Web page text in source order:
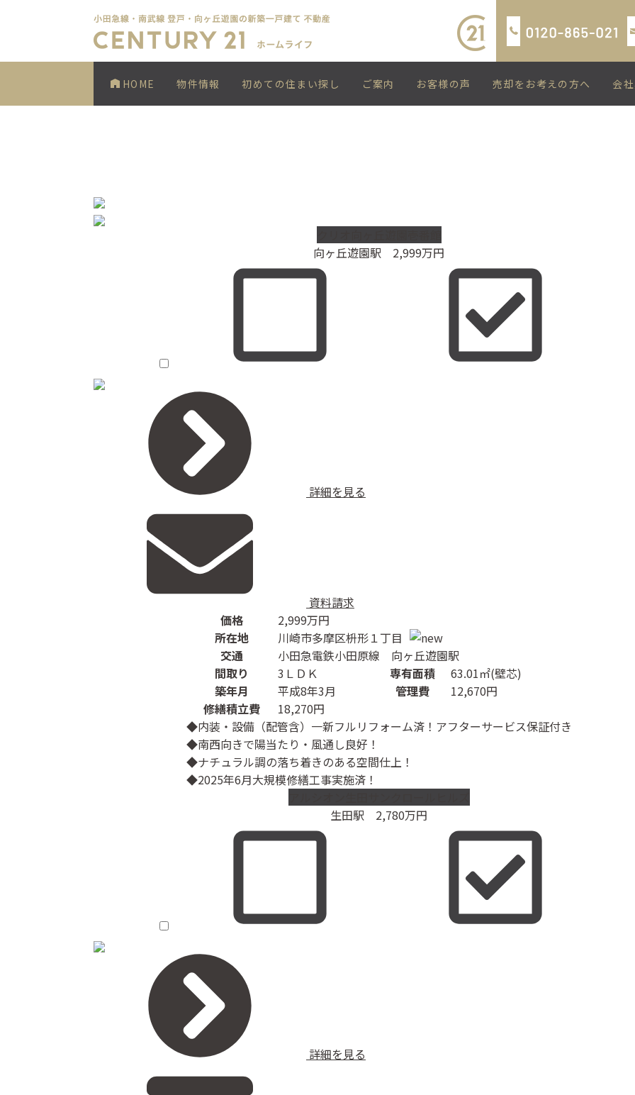
HOME 物件情報 初めての住まい探し ご案内 お客様の声 売却をお考えの方へ 会
向ヶ丘遊園駅
2,999万円
詳細を見る
資料請求
価格
2,999万円
所在地
川崎市多摩区枡形１丁目
交通
小田急電鉄小田原線 向ヶ丘遊園駅
間取り
3ＬＤＫ 専有面積
63.01㎡(壁芯)
築年月
平成8年3月 管理費
12,670円
修繕積立費
18,270円
◆内装・設備（配管含）一新フルリフォーム済！アフターサービス保証付き
◆南西向きで陽当たり・風通し良好！
◆ナチュラル調の落ち着きのある空間仕上！
◆2025年6月大規模修繕工事実施済！
生田駅
2,780万円
詳細を見る